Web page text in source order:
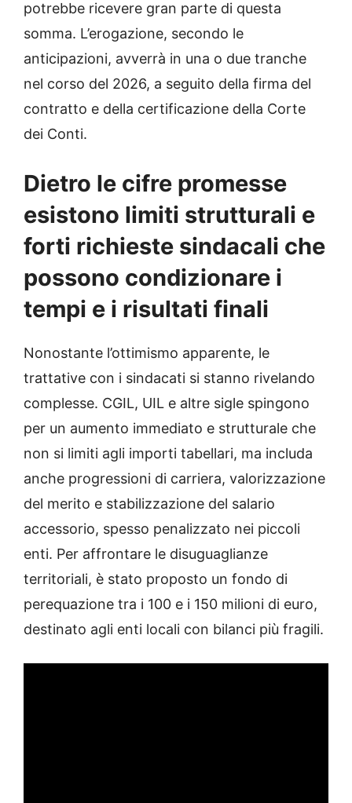
potrebbe ricevere gran parte di questa
somma. L’erogazione, secondo le
anticipazioni, avverrà in una o due tranche
nel corso del 2026, a seguito della firma del
contratto e della certificazione della Corte
dei Conti.
Dietro le cifre promesse
esistono limiti strutturali e
forti richieste sindacali che
possono condizionare i
tempi e i risultati finali
Nonostante l’ottimismo apparente, le
trattative con i sindacati si stanno rivelando
complesse. CGIL, UIL e altre sigle spingono
per un aumento immediato e strutturale che
non si limiti agli importi tabellari, ma includa
anche progressioni di carriera, valorizzazione
del merito e stabilizzazione del salario
accessorio, spesso penalizzato nei piccoli
enti. Per affrontare le disuguaglianze
territoriali, è stato proposto un fondo di
perequazione tra i 100 e i 150 milioni di euro,
destinato agli enti locali con bilanci più fragili.